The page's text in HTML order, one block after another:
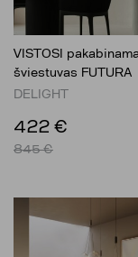
VISTOSI
šviestuvas FUTURA
DELIGHT
422 €
845 €